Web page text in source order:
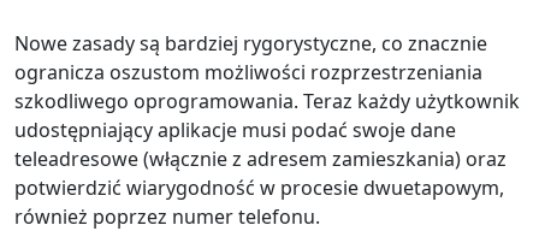
Nowe zasady są bardziej rygorystyczne, co znacznie
ogranicza oszustom możliwości rozprzestrzeniania
szkodliwego oprogramowania. Teraz każdy użytkownik
udostępniający aplikacje musi podać swoje dane
teleadresowe (włącznie z adresem zamieszkania) oraz
potwierdzić wiarygodność w procesie dwuetapowym,
również poprzez numer telefonu.